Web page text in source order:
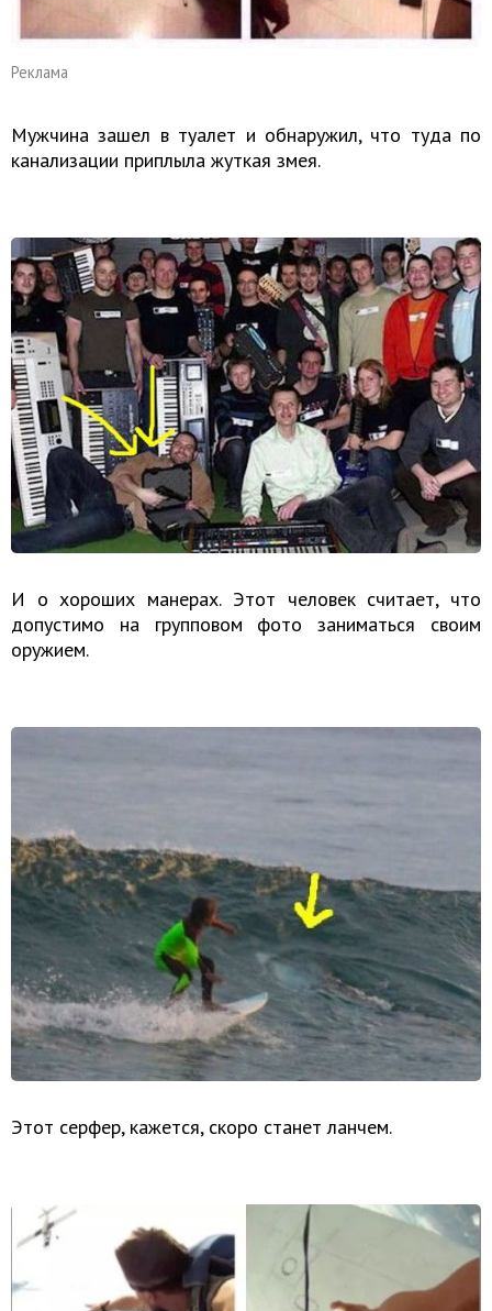
Реклама
Мужчина зашел в туалет и обнаружил, что туда по
канализации приплыла жуткая змея.
И о хороших манерах. Этот человек считает, что
допустимо на групповом фото заниматься своим
оружием.
Этот серфер, кажется, скоро станет ланчем.